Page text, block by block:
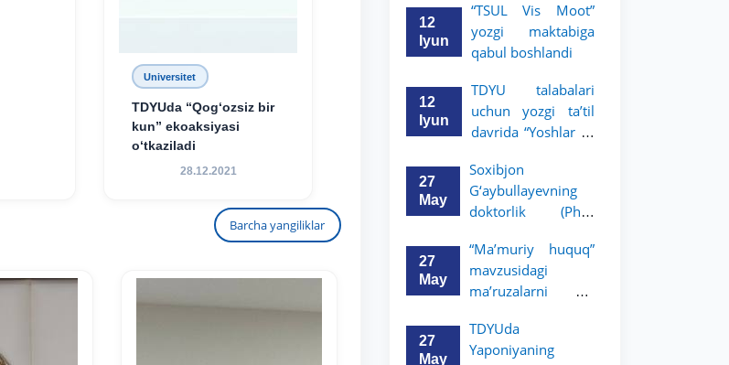
Universitet
TDYUda “Qog‘ozsiz bir
kun” ekoaksiyasi
o‘tkaziladi
28.12.2021
Barcha yangiliklar
tanlovi o‘tkazildi
12
Iyun
“TSUL Vis Moot”
yozgi maktabiga
qabul boshlandi
12
Iyun
TDYU talabalari
uchun yozgi ta’til
davrida “Yoshlar —
targ‘ibot tanlovi
e’lon qilindi
27
May
Soxibjon
G‘aybullayevning
doktorlik (PhD)
himoyasi bo‘lib
o‘tadi
27
May
“Ma’muriy huquq”
mavzusidagi
ma’ruzalarni Dr.
boradi
27
May
TDYUda
Yaponiyaning
Onlayn
Assalomu alaykum! TDYU qabul
murojaatlari chatiga xush kelibsiz.
ushbu chatda qoldiring.
Mavzuni tanlang — keyin shu
1. Hujjatlar (bakalavr) (5)